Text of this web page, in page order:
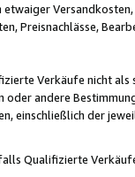
Preisnachlässe,
Verkäufe nicht
andere
einschließlich der
Qualifizierte